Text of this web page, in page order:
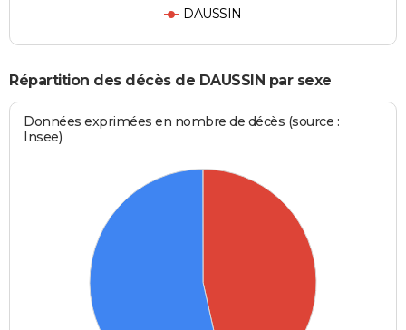
DAUSSIN
Répartition des décès de DAUSSIN par sexe
Données exprimées en nombre de décès (source :
Insee)